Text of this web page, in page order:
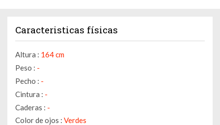
Caracteristicas físicas
Altura : 164 cm
Peso : -
Pecho : -
Cintura : -
Caderas : -
Color de ojos : Verdes